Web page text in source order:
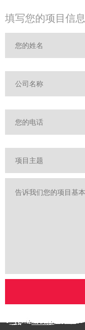
填写您的项目信息